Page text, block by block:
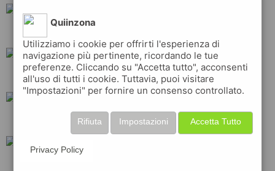
esso repsol
q8 tamoil
Quiinzona
Utilizziamo i cookie per offrirti l'esperienza di
navigazione più pertinente, ricordando le tue
preferenze. Cliccando su "Accetta tutto", acconsenti
all'uso di tutti i cookie. Tuttavia, puoi visitare
"Impostazioni" per fornire un consenso controllato.
Accetta Tutto
Impostazioni
Rifiuta
Privacy Policy